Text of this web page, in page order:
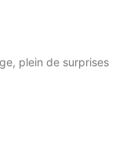
plein de surprises